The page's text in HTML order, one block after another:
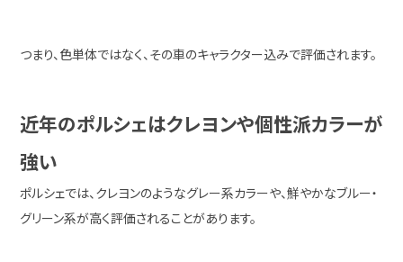
つまり、色単体ではなく、その車のキャラクター込みで評価されます。
近年のポルシェはクレヨンや個性派カラーが
強い
ポルシェでは、クレヨンのようなグレー系カラーや、鮮やかなブルー・
グリーン系が高く評価されることがあります。